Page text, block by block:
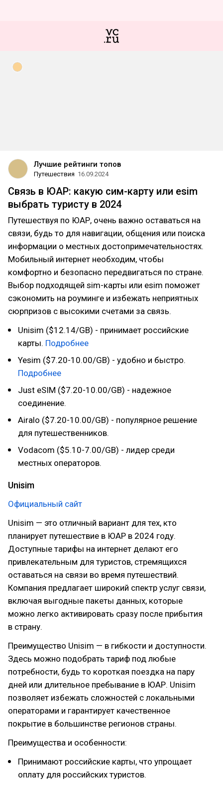
Лучшие рейтинги топов
Путешествия 16.09.2024
Связь в ЮАР: какую сим-карту или esim
выбрать туристу в 2024
Путешествуя по ЮАР, очень важно оставаться на
связи, будь то для навигации, общения или поиска
информации о местных достопримечательностях.
Мобильный интернет необходим, чтобы
комфортно и безопасно передвигаться по стране.
Выбор подходящей sim-карты или esim поможет
сэкономить на роуминге и избежать неприятных
сюрпризов с высокими счетами за связь.
Unisim ($12.14/GB) - принимает российские
карты. Подробнее
Yesim ($7.20-10.00/GB) - удобно и быстро.
Подробнее
Just eSIM ($7.20-10.00/GB) - надежное
соединение.
Airalo ($7.20-10.00/GB) - популярное решение
для путешественников.
Vodacom ($5.10-7.00/GB) - лидер среди
местных операторов.
Unisim
Официальный сайт
Unisim — это отличный вариант для тех, кто
планирует путешествие в ЮАР в 2024 году.
Доступные тарифы на интернет делают его
привлекательным для туристов, стремящихся
оставаться на связи во время путешествий.
Компания предлагает широкий спектр услуг связи,
включая выгодные пакеты данных, которые
можно легко активировать сразу после прибытия
в страну.
Преимущество Unisim — в гибкости и доступности.
Здесь можно подобрать тариф под любые
потребности, будь то короткая поездка на пару
дней или длительное пребывание в ЮАР. Unisim
позволяет избежать сложностей с локальными
операторами и гарантирует качественное
покрытие в большинстве регионов страны.
Преимущества и особенности:
Принимают российские карты, что упрощает
оплату для российских туристов.